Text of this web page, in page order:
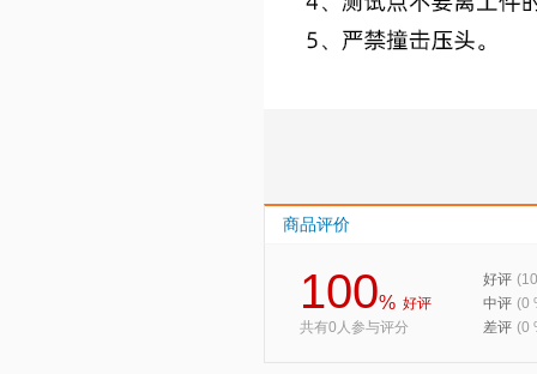
商品评价
100% 好评
共有0人参与评分
好评
中评 (0
差评 (0